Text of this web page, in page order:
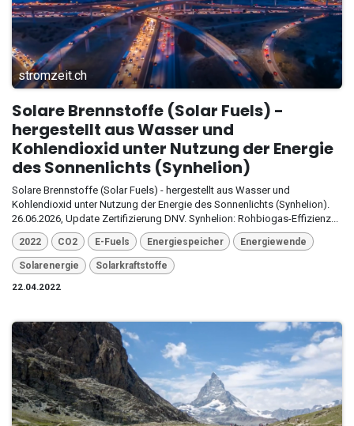
stromzeit.ch
Solare Brennstoffe (Solar Fuels) -
hergestellt aus Wasser und
Kohlendioxid unter Nutzung der Energie
des Sonnenlichts (Synhelion)
Solare Brennstoffe (Solar Fuels) - hergestellt aus Wasser und
Kohlendioxid unter Nutzung der Energie des Sonnenlichts (Synhelion).
26.06.2026, Update Zertifizierung DNV. Synhelion: Rohbiogas-Effizienz...
2022 CO2 E-Fuels Energiespeicher Energiewende
Solarenergie
Solarkraftstoffe
22.04.2022